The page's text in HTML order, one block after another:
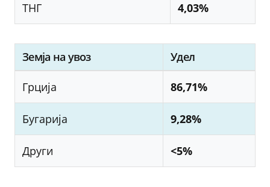
ТНГ 4,03%
Земја на увоз Удел
Грција 86,71%
Бугарија 9,28%
Други <5%